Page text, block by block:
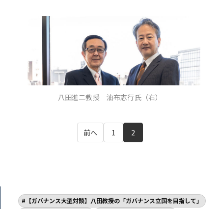
八田進二教授 油布志行氏（右）
前へ 1 2
【ガバナンス大型対談】八田教授の「ガバナンス立国を目指して」